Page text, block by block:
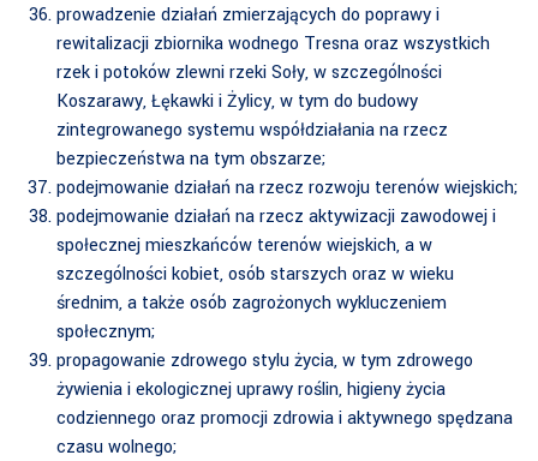
prowadzenie działań zmierzających do poprawy i
rewitalizacji zbiornika wodnego Tresna oraz wszystkich
rzek i potoków zlewni rzeki Soły, w szczególności
Koszarawy, Łękawki i Żylicy, w tym do budowy
zintegrowanego systemu współdziałania na rzecz
bezpieczeństwa na tym obszarze;
podejmowanie działań na rzecz rozwoju terenów wiejskich;
podejmowanie działań na rzecz aktywizacji zawodowej i
społecznej mieszkańców terenów wiejskich, a w
szczególności kobiet, osób starszych oraz w wieku
średnim, a także osób zagrożonych wykluczeniem
społecznym;
propagowanie zdrowego stylu życia, w tym zdrowego
żywienia i ekologicznej uprawy roślin, higieny życia
codziennego oraz promocji zdrowia i aktywnego spędzana
czasu wolnego;